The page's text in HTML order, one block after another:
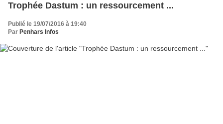
Trophée Dastum : un ressourcement ...
Publié le 19/07/2016 à 19:40
Par Penhars Infos